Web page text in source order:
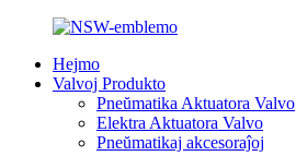
Hejmo
Valvoj Produkto
Pneŭmatika Aktuatora Valvo
Elektra Aktuatora Valvo
Pneŭmatikaj akcesoraĵoj